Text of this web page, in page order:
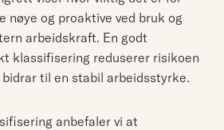
nøye og proaktive ved bruk og
arbeidskraft. En godt
klassifisering reduserer risikoen
til en stabil arbeidsstyrke.
anbefaler vi at